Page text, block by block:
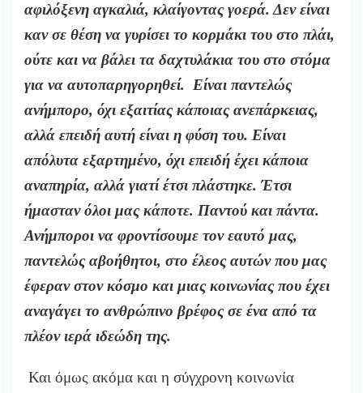
αφιλόξενη αγκαλιά, κλαίγοντας γοερά. Δεν είναι
καν σε θέση να γυρίσει το κορμάκι του στο πλάι,
ούτε και να βάλει τα δαχτυλάκια του στο στόμα
για να αυτοπαρηγορηθεί. Είναι παντελώς
ανήμπορο, όχι εξαιτίας κάποιας ανεπάρκειας,
αλλά επειδή αυτή είναι η φύση του. Είναι
απόλυτα εξαρτημένο, όχι επειδή έχει κάποια
αναπηρία, αλλά γιατί έτσι πλάστηκε. Έτσι
ήμασταν όλοι μας κάποτε. Παντού και πάντα.
Ανήμποροι να φροντίσουμε τον εαυτό μας,
παντελώς αβοήθητοι, στο έλεος αυτών που μας
έφεραν στον κόσμο και μιας κοινωνίας που έχει
αναγάγει το ανθρώπινο βρέφος σε ένα από τα
πλέον ιερά ιδεώδη της.
Και όμως ακόμα και η σύγχρονη κοινωνία